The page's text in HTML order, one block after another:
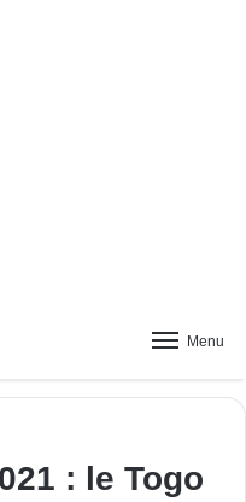
Menu
: le Togo